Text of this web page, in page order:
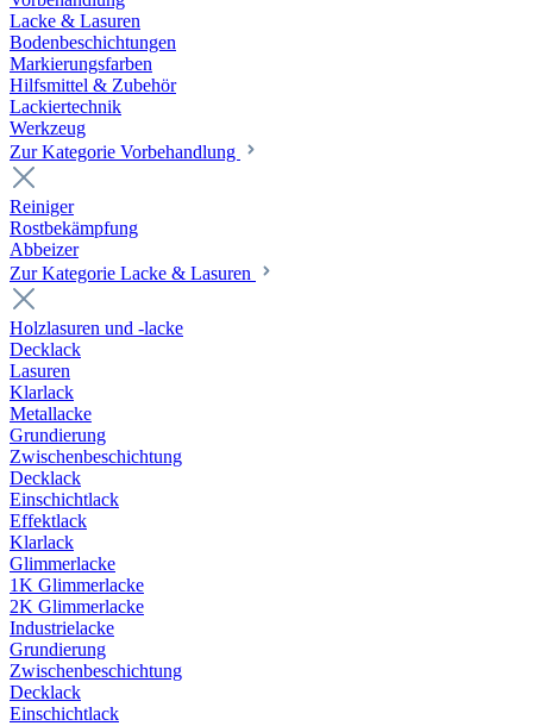
Lacke & Lasuren
Bodenbeschichtungen
Markierungsfarben
Hilfsmittel & Zubehör
Lackiertechnik
Werkzeug
Zur Kategorie Vorbehandlung
Reiniger
Rostbekämpfung
Abbeizer
Zur Kategorie Lacke & Lasuren
Holzlasuren und -lacke
Decklack
Lasuren
Klarlack
Metallacke
Grundierung
Zwischenbeschichtung
Decklack
Einschichtlack
Effektlack
Klarlack
Glimmerlacke
1K Glimmerlacke
2K Glimmerlacke
Industrielacke
Grundierung
Zwischenbeschichtung
Decklack
Einschichtlack